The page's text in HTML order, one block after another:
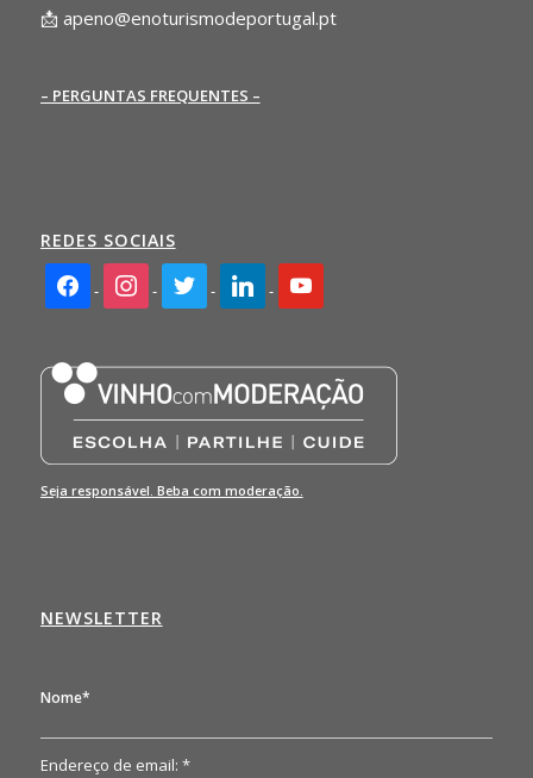
📩 apeno@enoturismodeportugal.pt
– PERGUNTAS FREQUENTES –
REDES SOCIAIS
facebook2instagramtwitter linkedin youtube
Seja responsável. Beba com moderação.
NEWSLETTER
Nome*
Endereço de email: *